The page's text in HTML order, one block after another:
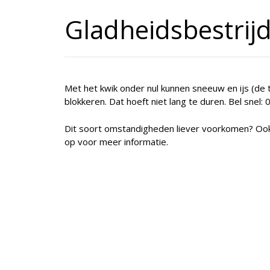
Met het kwik onder nul kunnen sneeuw en ijs
blokkeren. Dat hoeft niet lang te duren. Bel
Dit soort omstandigheden liever voorkomen?
op voor meer informatie.